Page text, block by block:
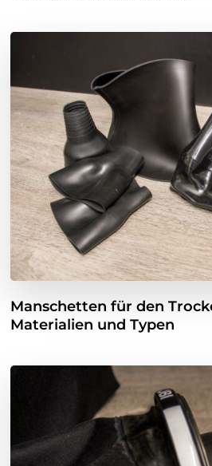
Manschetten für den
Materialien und Typen